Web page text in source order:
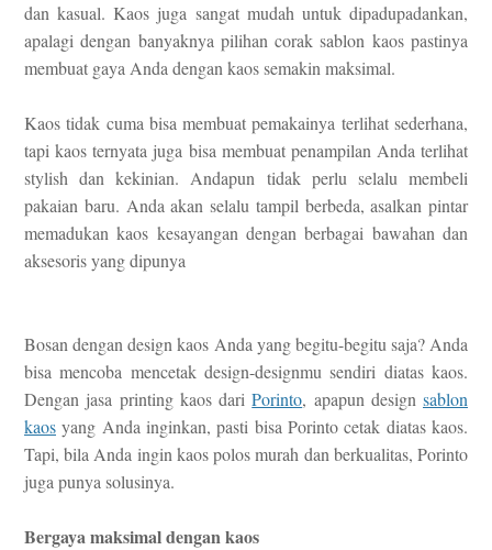
dan kasual. Kaos juga sangat mudah untuk dipadupadankan,
apalagi dengan banyaknya pilihan corak sablon kaos pastinya
membuat gaya Anda dengan kaos semakin maksimal.
Kaos tidak cuma bisa membuat pemakainya terlihat sederhana,
tapi kaos ternyata juga bisa membuat penampilan Anda terlihat
stylish dan kekinian. Andapun tidak perlu selalu membeli
pakaian baru. Anda akan selalu tampil berbeda, asalkan pintar
memadukan kaos kesayangan dengan berbagai bawahan dan
aksesoris yang dipunya
Bosan dengan design kaos Anda yang begitu-begitu saja? Anda
bisa mencoba mencetak design-designmu sendiri diatas kaos.
Dengan jasa printing kaos dariPorinto, apapun design sablon
kaos yang Anda inginkan, pasti bisa Porinto cetak diatas kaos.
Tapi, bila Anda ingin kaos polos murah dan berkualitas, Porinto
juga punya solusinya.
Bergaya maksimal dengan kaos